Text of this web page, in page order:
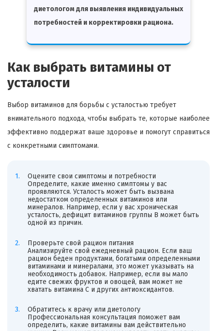
диетологом для выявления индивидуальных
потребностей и корректировки рациона.
Как выбрать витамины от
усталости
Выбор витаминов для борьбы с усталостью требует
внимательного подхода, чтобы выбрать те, которые наиболее
эффективно поддержат ваше здоровье и помогут справиться
с конкретными симптомами.
Оцените свои симптомы и потребности
Определите, какие именно симптомы у вас
проявляются. Усталость может быть вызвана
недостатком определенных витаминов или
минералов. Например, если у вас хроническая
усталость, дефицит витаминов группы B может быть
одной из причин.
Проверьте свой рацион питания
Анализируйте свой ежедневный рацион. Если ваш
рацион беден продуктами, богатыми определенными
витаминами и минералами, это может указывать на
необходимость добавок. Например, если вы мало
едите свежих фруктов и овощей, вам может не
хватать витамина C и других антиоксидантов.
Обратитесь к врачу или диетологу
Профессиональная консультация поможет вам
определить, какие витамины вам действительно